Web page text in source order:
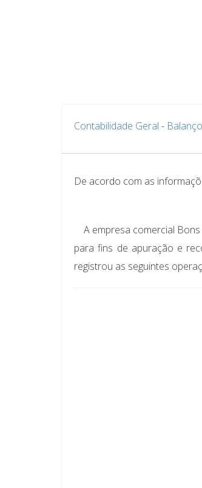
Contabilidade Geral -
De acordo com as
A empresa comercial
para fins de apuração e
registrou as seguintes